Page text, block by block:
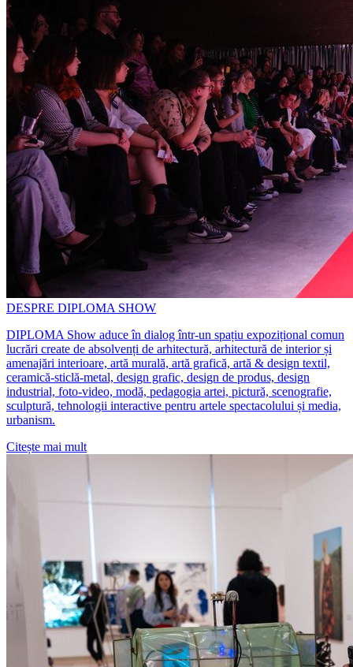
DESPRE DIPLOMA SHOW
DIPLOMA Show aduce în dialog într-un spațiu expozițional comun
lucrări create de absolvenți de arhitectură, arhitectură de interior și
amenajări interioare, artă murală, artă grafică, artă & design textil,
ceramică-sticlă-metal, design grafic, design de produs, design
industrial, foto-video, modă, pedagogia artei, pictură, scenografie,
sculptură, tehnologii interactive pentru artele spectacolului și media,
urbanism.
Citește mai mult